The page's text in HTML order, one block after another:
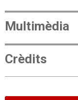
Multimèdia
Crèdits